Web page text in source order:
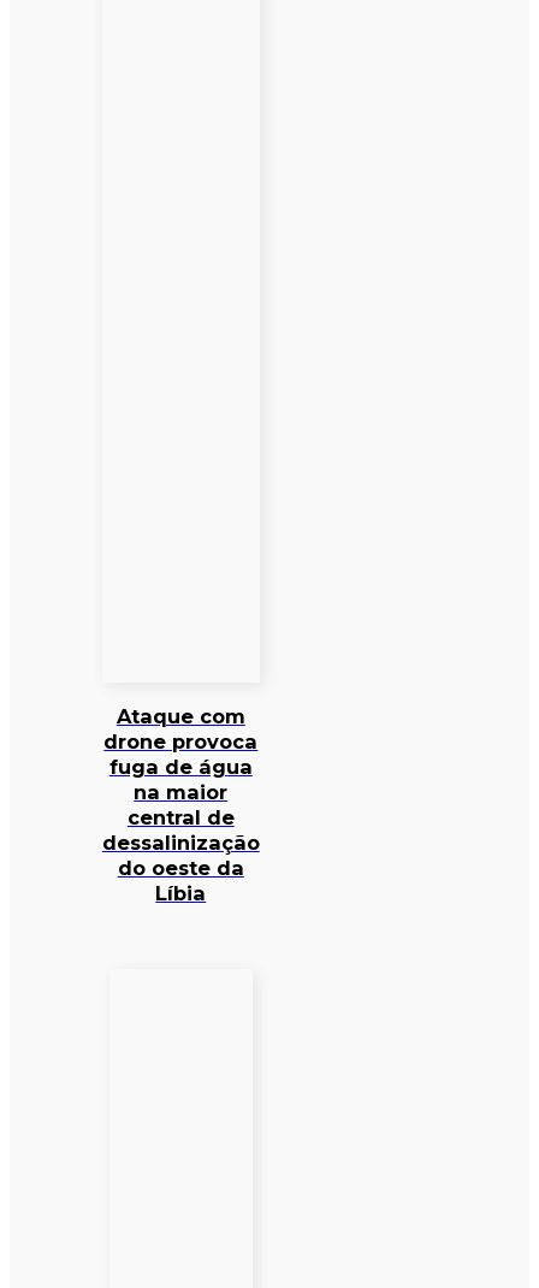
Ataque com
drone provoca
fuga de água
na maior
central de
dessalinização
do oeste da
Líbia